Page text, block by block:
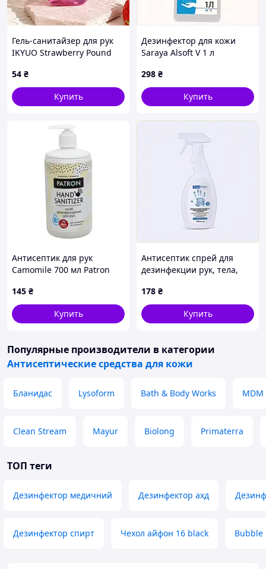
Гель-санитайзер для рук
IKYUO Strawberry Pound
54 ₴
Купить
Дезинфектор для кожи
Saraya Alsoft V 1 л
P8253T447
298 ₴
Купить
Антисептик для рук
Camomile 700 мл Patron
средство)
145 ₴
Купить
Антисептик спрей для
дезинфекции рук, тела,
инструментов Touch
Protect 500 мл, 8K1H6318E8
178 ₴
Купить
Популярные производители в категории
Антисептические средства для кожи
Бланидас Lysoform Bath & Body Works MDM
Clean Stream Mayur Biolong Primaterra
ТОП теги
Дезинфектор медичний Дезинфектор ахд
Дезинфектор спирт Чехол айфон 16 black Bubble